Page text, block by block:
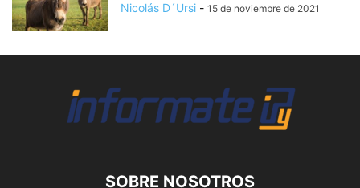
Nicolás D´Ursi - 15 de noviembre de 2021
SOBRE NOSOTROS